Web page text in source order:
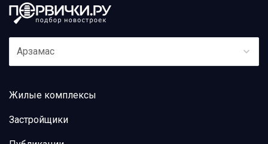
Арзамас
Жилые комплексы
Застройщики